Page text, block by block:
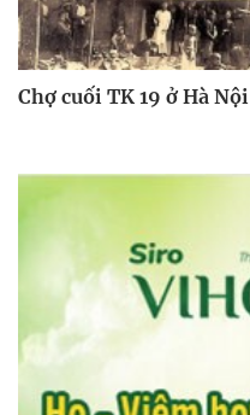
Chợ cuối TK 19 ở Hà Nội